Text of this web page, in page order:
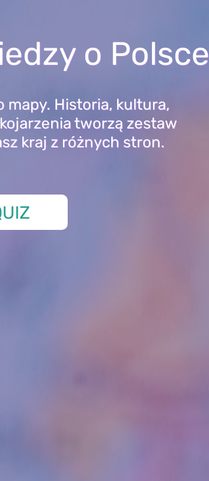
o Polsce
mapy. Historia, kultura,
tworzą zestaw
kraj z różnych stron.